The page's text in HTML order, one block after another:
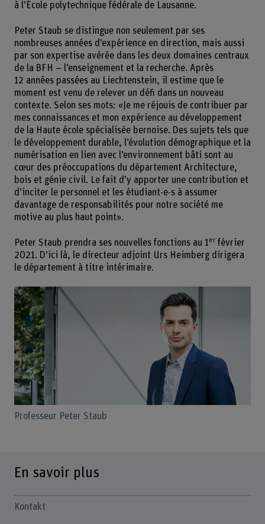
à l’École polytechnique fédérale de Lausanne.
Peter Staub se distingue non seulement par ses
nombreuses années d’expérience en direction, mais aussi
par son expertise avérée dans les deux domaines centraux
de la BFH – l’enseignement et la recherche. Après
12 années passées au Liechtenstein, il estime que le
moment est venu de relever un défi dans un nouveau
contexte. Selon ses mots: «Je me réjouis de contribuer par
mes connaissances et mon expérience au développement
de la Haute école spécialisée bernoise. Des sujets tels que
le développement durable, l’évolution démographique et la
numérisation en lien avec l’environnement bâti sont au
cœur des préoccupations du département Architecture,
bois et génie civil. Le fait d’y apporter une contribution et
d’inciter le personnel et les étudiant-e-s à assumer
davantage de responsabilités pour notre société me
motive au plus haut point».
Peter Staub prendra ses nouvelles fonctions au 1er février
2021. D’ici là, le directeur adjoint Urs Heimberg dirigera
le département à titre intérimaire.
Professeur Peter Staub
En savoir plus
Kontakt